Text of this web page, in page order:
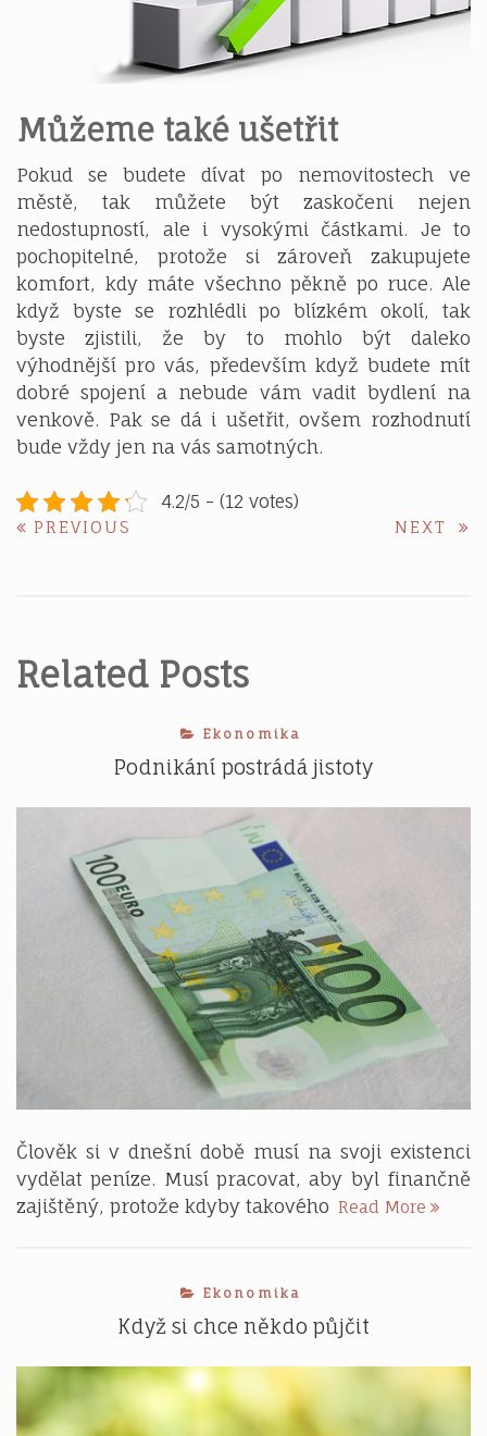
Můžeme také ušetřit
Pokud se budete dívat po nemovitostech ve
městě, tak můžete být zaskočeni nejen
nedostupností, ale i vysokými částkami. Je to
pochopitelné, protože si zároveň zakupujete
komfort, kdy máte všechno pěkně po ruce. Ale
když byste se rozhlédli po blízkém okolí, tak
byste zjistili, že by to mohlo být daleko
výhodnější pro vás, především když budete mít
dobré spojení a nebude vám vadit bydlení na
venkově. Pak se dá i ušetřit, ovšem rozhodnutí
bude vždy jen na vás samotných.
4.2/5 - (12 votes)
Navigace
PREVIOUS NEXT
Related Posts
Ekonomika
Podnikání postrádá jistoty
Člověk si v dnešní době musí na svoji existenci
vydělat peníze. Musí pracovat, aby byl finančně
zajištěný, protože kdyby takového Read More
Ekonomika
Když si chce někdo půjčit